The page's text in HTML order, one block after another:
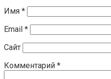
Имя *
Email *
Сайт
Комментарий *